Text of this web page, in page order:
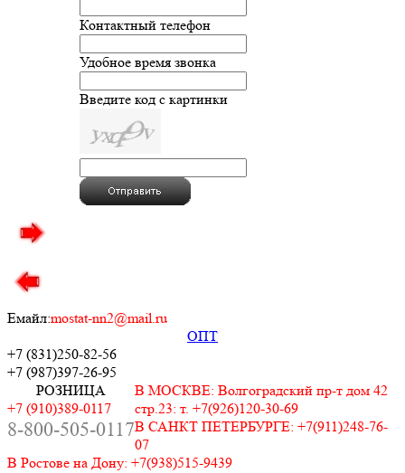
Контактный телефон
Удобное время звонка
Введите код с картинки
Емайл:mostat-nn2@mail.ru
ОПТ
+7 (831)250-82-56
+7 (987)397-26-95
РОЗНИЦА
+7 (910)389-0117
8-800-505-0117
В МОСКВЕ: Волгоградский пр-т дом 42
стр.23: т. +7(926)120-30-69
В САНКТ ПЕТЕРБУРГЕ: +7(911)248-76-
07
В Ростове на Дону: +7(938)515-9439